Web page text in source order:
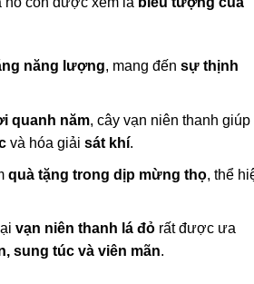
năng lượng, mang đến sự thịnh
quanh năm, cây vạn niên thanh giúp
và hóa giải sát khí.
quà tặng trong dịp mừng thọ, thể
vạn niên thanh lá đỏrất được ưa
sung túc và viên mãn.